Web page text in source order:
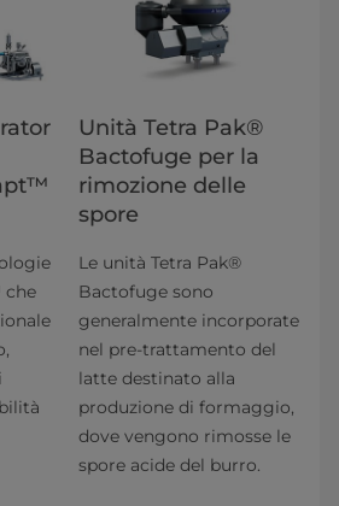
che
Unità Tetra Pak®
Bactofuge per la
rimozione delle
spore
Le unità Tetra Pak®
Bactofuge sono
generalmente incorporate
nel pre-trattamento del
latte destinato alla
produzione di formaggio,
dove vengono rimosse le
spore acide del burro.